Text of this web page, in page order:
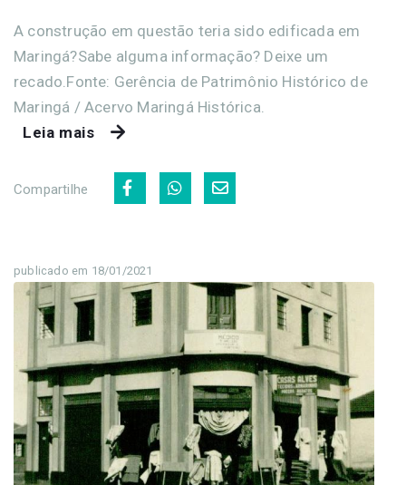
A construção em questão teria sido edificada em
Maringá?Sabe alguma informação? Deixe um
recado.Fonte: Gerência de Patrimônio Histórico de
Maringá / Acervo Maringá Histórica.
Leia mais
Compartilhe
publicado em 18/01/2021